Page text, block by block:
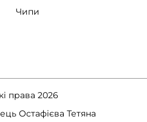
Чипи
права 2026
Остафієва Тетяна